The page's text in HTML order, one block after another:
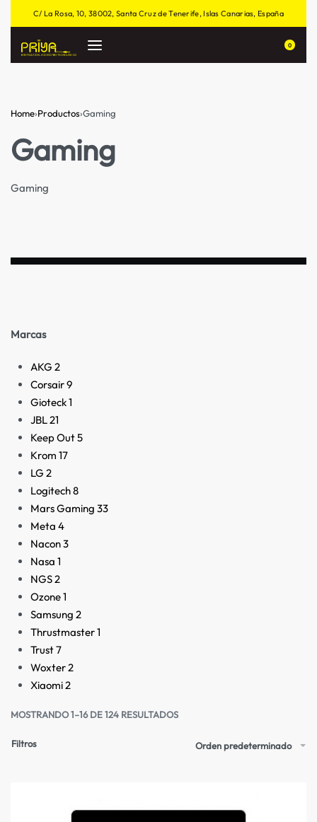
C/ La Rosa, 10, 38002, Santa Cruz de Tenerife, Islas Canarias, España
0
Home›Productos›Gaming
Gaming
Gaming
Marcas
AKG 2
Corsair9
Gioteck1
JBL21
Keep Out5
Krom 17
LG 2
Logitech8
Mars Gaming 33
Meta 4
Nacon3
Nasa 1
NGS2
Ozone1
Samsung 2
Thrustmaster1
Trust7
Woxter2
Xiaomi2
MOSTRANDO 1–16 DE 124 RESULTADOS
Orden predeterminado
Filtros